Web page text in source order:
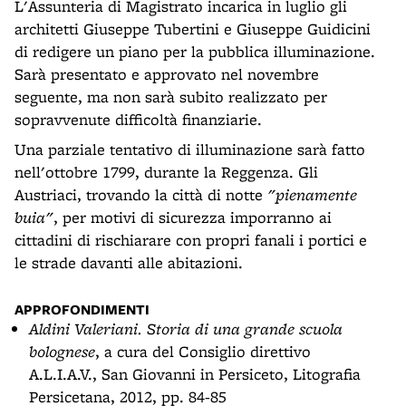
L'Assunteria di Magistrato incarica in luglio gli
architetti Giuseppe Tubertini e Giuseppe Guidicini
di redigere un piano per la pubblica illuminazione.
Sarà presentato e approvato nel novembre
seguente, ma non sarà subito realizzato per
sopravvenute difficoltà finanziarie.
Una parziale tentativo di illuminazione sarà fatto
nell'ottobre 1799, durante la Reggenza. Gli
Austriaci, trovando la città di notte "pienamente
buia", per motivi di sicurezza imporranno ai
cittadini di rischiarare con propri fanali i portici e
le strade davanti alle abitazioni.
APPROFONDIMENTI
Aldini Valeriani. Storia di una grande scuola
bolognese, a cura del Consiglio direttivo
A.L.I.A.V., San Giovanni in Persiceto, Litografia
Persicetana, 2012, pp. 84-85